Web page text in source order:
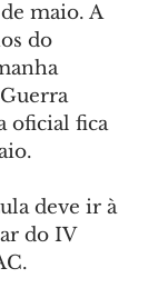
maio. A
do
oficial fica
deve ir à
do IV